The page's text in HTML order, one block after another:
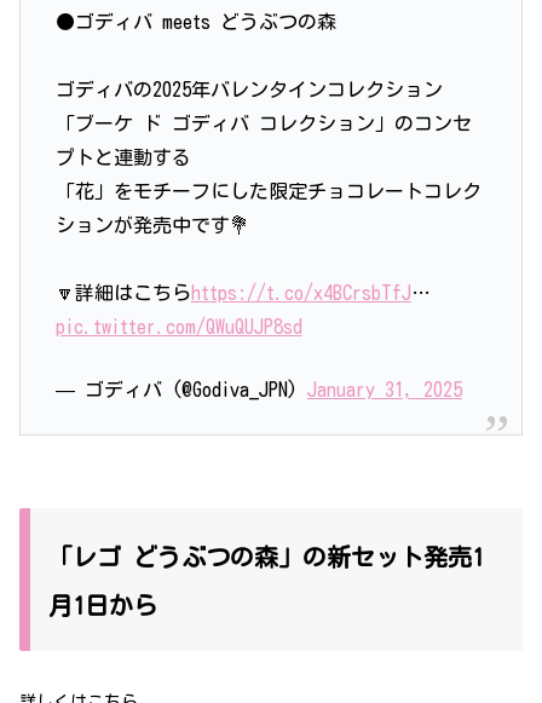
●ゴディバ meets どうぶつの森
ゴディバの2025年バレンタインコレクション
「ブーケ ド ゴディバ コレクション」のコンセ
プトと連動する
「花」をモチーフにした限定チョコレートコレク
ションが発売中です💐
🔽詳細はこちらhttps://t.co/x4BCrsbTfJ…
pic.twitter.com/QWuQUJP8sd
— ゴディバ (@Godiva_JPN) January 31, 2025
「レゴ どうぶつの森」の新セット発売1
月1日から